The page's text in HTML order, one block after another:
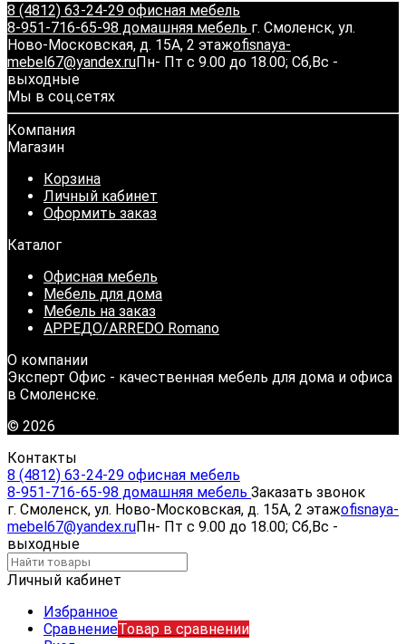
8 (4812) 63-24-29 офисная мебель
8-951-716-65-98 домашняя мебель г. Смоленск, ул.
Ново-Московская, д. 15А, 2 этажofisnaya-
mebel67@yandex.ruПн- Пт с 9.00 до 18.00; Сб,Вс -
выходные
Мы в соц.сетях
Компания
Магазин
Корзина
Личный кабинет
Оформить заказ
Каталог
Офисная мебель
Мебель для дома
Мебель на заказ
АРРЕДО/ARREDO Romano
О компании
Эксперт Офис - качественная мебель для дома и офиса
в Смоленске.
© 2026
Контакты
8 (4812) 63-24-29 офисная мебель
8-951-716-65-98 домашняя мебель Заказать звонок
г. Смоленск, ул. Ново-Московская, д. 15А, 2 этажofisnaya-
mebel67@yandex.ruПн- Пт с 9.00 до 18.00; Сб,Вс -
выходные
Личный кабинет
Избранное
СравнениеТовар в сравнении